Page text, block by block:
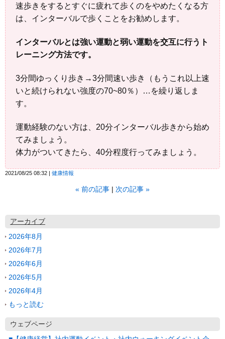
速歩きをするとすぐに疲れて歩くのをやめたくなる方
は、インターバルで歩くことをお勧めします。
インターバルとは強い運動と弱い運動を交互に行うト
レーニング方法です。
3分間ゆっくり歩き→3分間速い歩き（もうこれ以上速
いと続けられない強度の70~80％）…を繰り返しま
す。
運動経験のない方は、20分インターバル歩きから始め
てみましょう。
体力がついてきたら、40分程度行ってみましょう。
2021/08/25 08:32 健康情報
« 前の記事 次の記事 »
アーカイブ
2026年8月
2026年7月
2026年6月
2026年5月
2026年4月
もっと読む
ウェブページ